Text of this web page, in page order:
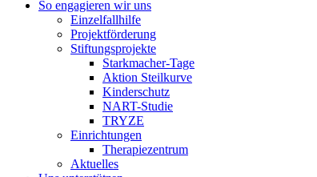
So engagieren wir uns
Einzelfallhilfe
Projektförderung
Stiftungsprojekte
Starkmacher-Tage
Aktion Steilkurve
Kinderschutz
NART-Studie
TRYZE
Einrichtungen
Therapiezentrum
Aktuelles